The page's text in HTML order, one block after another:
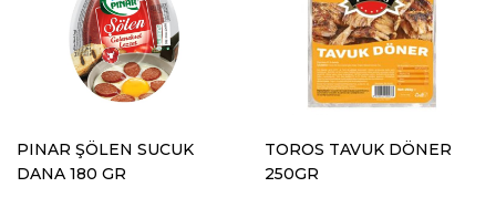
PINAR ŞÖLEN SUCUK
DANA 180 GR
TOROS TAVUK DÖNER
250GR